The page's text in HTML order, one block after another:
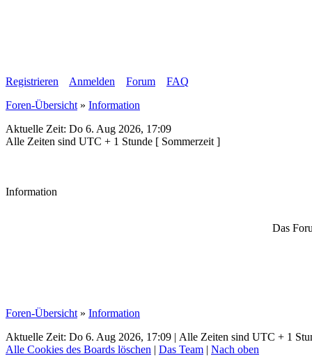
Registrieren Anmelden Forum
FAQ
Foren-Übersicht » Information
Aktuelle Zeit: Do 6. Aug 2026, 17:09
Alle Zeiten sind UTC + 1 Stunde [ Sommerzeit ]
Information
Das
Foren-Übersicht » Information
Aktuelle Zeit: Do 6. Aug 2026, 17:09 | Alle Zeiten sind UTC + 1
Alle Cookies des Boards löschen | Das Team | Nach oben